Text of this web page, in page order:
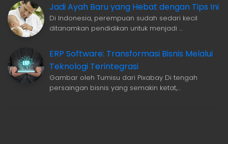
Jadi Ayah Baru yang Hebat dengan Tips Ini
Di Indonesia, perempuan sudah sedari kecil
ditanamkan pendidikan untuk menjadi …
ERP Software: Transformasi Bisnis Melalui
Teknologi Terintegrasi
Gambar oleh Tumisu dari Pixabay Di tengah
persaingan bisnis yang semakin ketat,…